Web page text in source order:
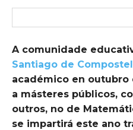
A comunidade
Santiago de
académico en outubro
a másteres públicos,
outros, no de
se impartirá este ano